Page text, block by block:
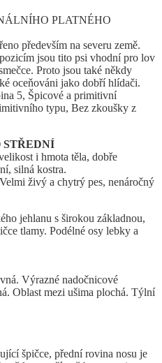
PLATNÉHO
především na severu země.
jsou tito psi vhodní pro lov
Proto jsou také někdy
oceňováni jako dobří hlídači.
5, Špicové a primitivní
typu, Bez zkoušky z
STŘEDNÍ
i hmota těla, dobře
silná kostra.
živý a chytrý pes, nenáročný
jehlanu s širokou základnou,
tlamy. Podélné osy lebky a
Výrazné nadočnicové
Oblast mezi ušima plochá. Týlní
špičce, přední rovina nosu je